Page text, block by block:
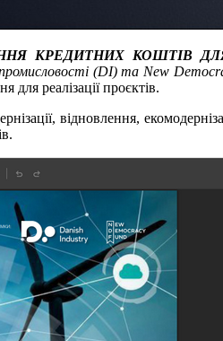
КРЕДИТНИХ КОШТІВ
промисловості (DI) та New
реалізації проєктів.
відновлення,